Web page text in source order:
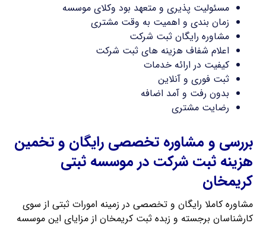
مسئولیت پذیری و متعهد بود وکلای موسسه
زمان بندی و اهمیت به وقت مشتری
مشاوره رایگان ثبت شرکت
اعلام شفاف هزینه های ثبت شرکت
کیفیت در ارائه خدمات
ثبت فوری و آنلاین
بدون رفت و آمد اضافه
رضایت مشتری
بررسی و مشاوره تخصصی رایگان و تخمین
هزینه ثبت شرکت در موسسه ثبتی
کریمخان
مشاوره کاملا رایگان و تخصصی در زمینه امورات ثبتی از سوی
کارشناسان برجسته و زبده ثبت کریمخان از مزایای این موسسه